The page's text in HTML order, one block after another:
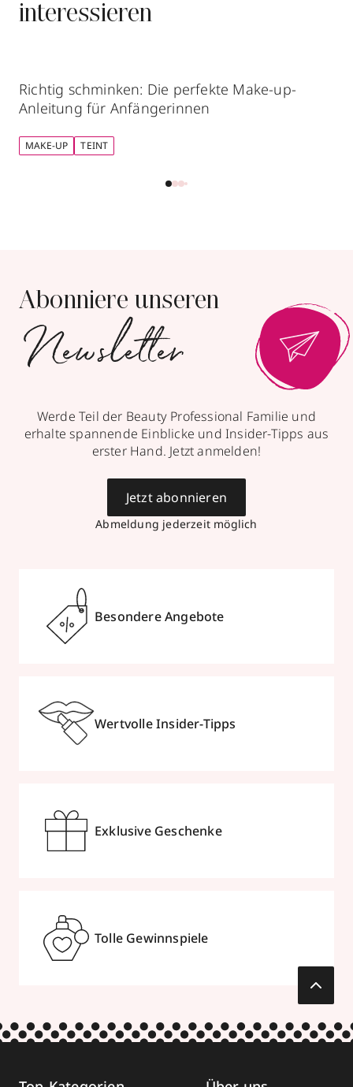
interessieren
Richtig schminken: Die perfekte Make-up-
Anleitung für Anfängerinnen
MAKE-UP TEINT
Abonniere unseren
Newsletter
Werde Teil der Beauty Professional Familie und
erhalte spannende Einblicke und Insider-Tipps aus
erster Hand. Jetzt anmelden!
Abmeldung jederzeit möglich
Jetzt abonnieren
Besondere Angebote
Wertvolle Insider-Tipps
Exklusive Geschenke
Tolle Gewinnspiele